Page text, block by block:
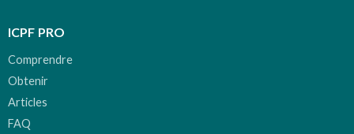
ICPF PRO
Comprendre
Obtenir
Articles
FAQ